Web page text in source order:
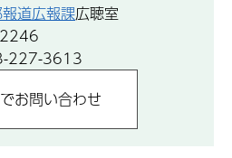
道広報課広聴室
227-3613